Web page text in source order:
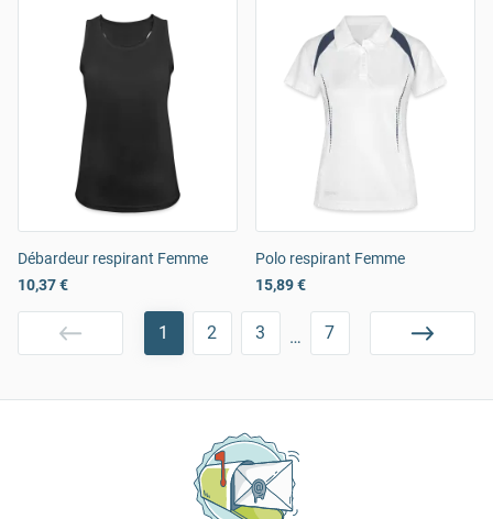
Débardeur respirant Femme
10,37 €
Polo respirant Femme
15,89 €
1 2 3 … 7